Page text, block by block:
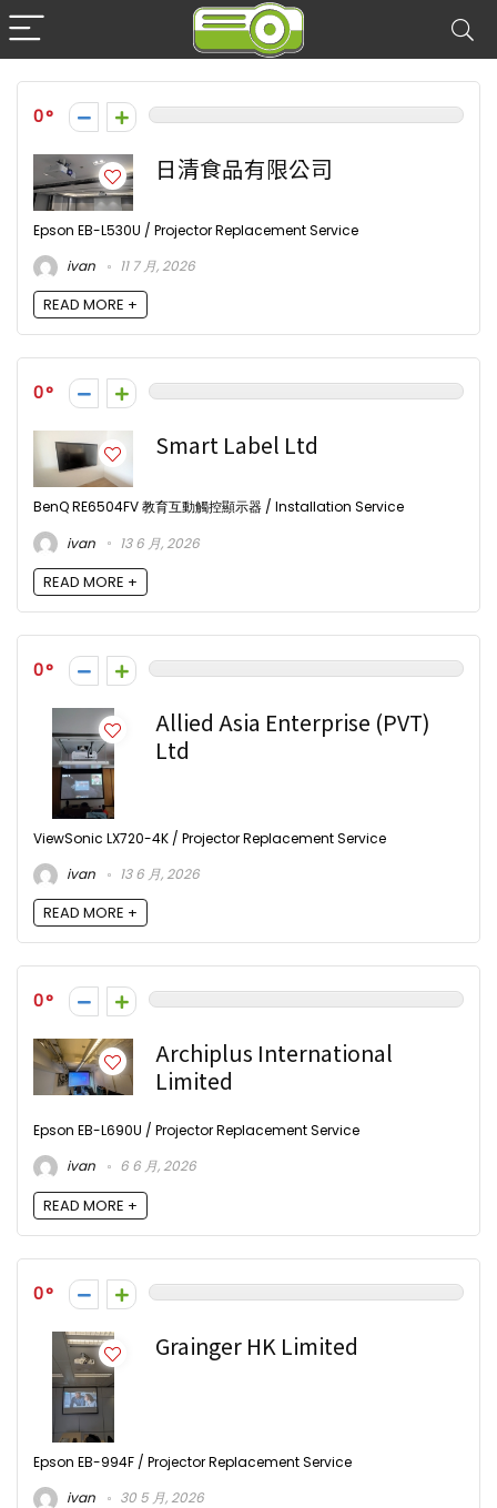
0
日清食品有限公司
Epson EB-L530U / Projector Replacement Service
ivan
11 7 月, 2026
READ MORE +
0
Smart Label Ltd
BenQ RE6504FV 教育互動觸控顯示器 / Installation Service
ivan
13 6 月, 2026
READ MORE +
0
Allied Asia Enterprise (PVT)
Ltd
ViewSonic LX720-4K / Projector Replacement Service
ivan
13 6 月, 2026
READ MORE +
0
Archiplus International
Limited
Epson EB-L690U / Projector Replacement Service
ivan
6 6 月, 2026
READ MORE +
0
Grainger HK Limited
Epson EB-994F / Projector Replacement Service
ivan
30 5 月, 2026